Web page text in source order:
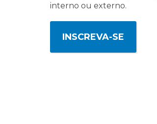
interno ou externo.
INSCREVA-SE